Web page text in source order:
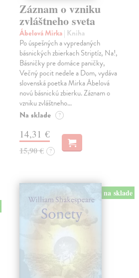
Záznam o vzniku
zvláštneho sveta
Ábelová Mirka| Kniha
Po úspešných a vypredaných
básnických zbierkach Striptíz, Na!,
Básničky pre domáce paničky,
Večný pocit nedele a Dom, vydáva
slovenská poetka Mirka Ábelová
novú básnickú zbierku. Záznam o
vzniku zvláštneho…
Na sklade ?
14,31 €
15,90 € ?
na sklade